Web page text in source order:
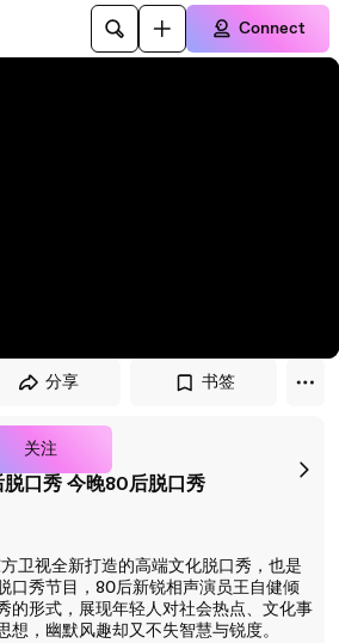
Connect
分享 书签
关注
口秀 今晚80后脱口秀
方卫视全新打造的高端文化脱口秀，也是
口秀节目，80后新锐相声演员王自健倾
的形式，展现年轻人对社会热点、文化事
，幽默风趣却又不失智慧与锐度。